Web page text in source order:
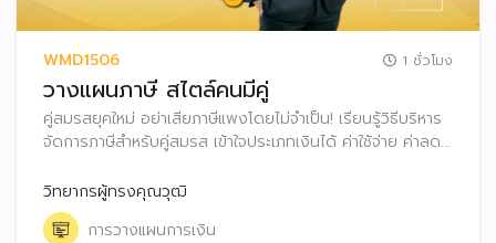
WMD1506 1 ชั่วโมง
วางแผนภาษี สไตล์คนมีคู่
คู่สมรสยุคใหม่ อย่าเสียภาษีแพงโดยไม่จำเป็น! เรียนรู้วิธีบริหาร
จัดการภาษีสำหรับคู่สมรส เข้าใจประเภทเงินได้ ค่าใช้จ่าย ค่าลด
ชาญฉลาด เพื่อลดภาระภาษี พร้อมเพิ่มเงินออมให้ครอบครัว
วิทยากรผู้ทรงคุณวุฒิ
การวางแผนการเงิน